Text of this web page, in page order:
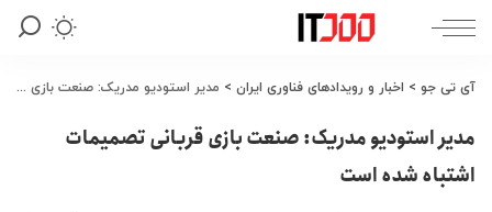
آی تی جو > اخبار و رویدادهای فناوری ایران > مدیر استودیو مدریک: صنعت بازی قربانی تصمیمات اشتباه شده است
مدیر استودیو مدریک: صنعت بازی قربانی تصمیمات
اشتباه شده است